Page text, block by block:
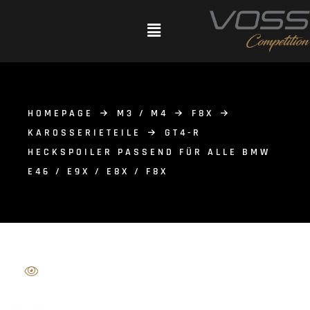
HOMEPAGE M3 / M4
F8X
KAROSSERIETEILE
GT4-R
HECKSPOILER PASSEND FÜR ALLE BMW
E46 / E9X / E8X / F8X